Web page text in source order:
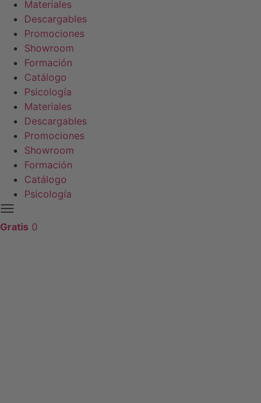
Materiales
Descargables
Promociones
Showroom
Formación
Catálogo
Psicología
Materiales
Descargables
Promociones
Showroom
Formación
Catálogo
Psicología
Gratis 0